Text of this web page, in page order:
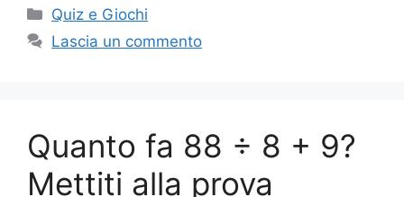
Categorie
Quiz e Giochi
Lascia un commento
Quanto fa 88 ÷ 8 + 9?
Mettiti alla prova